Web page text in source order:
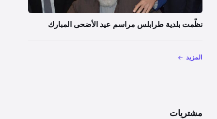
نظّمت بلدية طرابلس مراسم عيد الأضحى المبارك
المزيد
مشتريات